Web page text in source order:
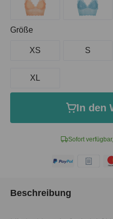
Sofort
Größe
XS S
XL
In den
Beschreibung